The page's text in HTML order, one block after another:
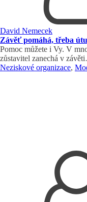
David Nemecek
Závěť pomáhá, třeba
Pomoc můžete i Vy. V
zůstavitel zanechá v
Neziskové organizace,